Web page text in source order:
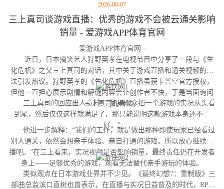
2026-08-07
三上真司谈游戏直播：优秀的游戏不会被云通关影响
销量 - 爱游戏APP体育官网
爱游戏APP体育官网 -
近日，日本搞笑艺人狩野英孝在电视节目中分享了一段与《生
化危机》之父三上真司的对话，其中关于游戏直播和通关视频的看
法引发热议。狩野英孝的《生化危机》直播虽获卡普空官方授权，
但他一直担心展示剧情和解谜内容会让创作者不快，于是当面询问
三上真司的看法。
三上真司的回应出人意料：“如果观众把一个游戏的实况从头看
到尾，然后仅仅这样就满足了，那只能说明这款游戏本身还不够
好。”
他进一步解释：“我们的工作，就是做出那种即使玩家已经看过
别人通关，依然会想亲手体验、亲自打通的游戏。所以放心继续直
播吧。”在三上看来，实况视频是否影响销量，最终责任仍在开发者
身上——足够优秀的游戏，观看无法替代亲手游玩的体验。
类似观点在日本游戏业界并不少见。《最终幻想7：重制版》三
部曲总监滨口直树也曾表示，在直播与实况日益普及的时代，RPG